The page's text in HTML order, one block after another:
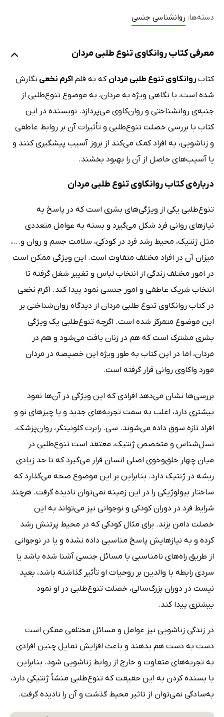
دسته‌ها: روانشناسی جنسی
معرفی کتاب روانکاوی تنوع طلبی مردان
کتاب روانکاوی تنوع طلبی مردان که به قلم اکرم نخعی نگارش
شده است، با نگاهی ویژه به مردان، به موضوع تنوع‌طلبی از
جنبه‌ی روانشناختی و روان‌کاوی می‌پردازد. نویسنده در این
کتاب با بررسی خصلت تنوع‌طلبی و تأثیرات آن بر روابط عاطفی
و زناشویی، به افراد کمک می‌کند از بروز آسیب پیشگیری کنند و
یا آسیب‌های حاصل از آن را بهبود بخشند.
درباره‌ی کتاب روانکاوی تنوع طلبی مردان
تنوع‌طلبی یکی از ویژگی‌های بشری است که در پاسخ به
نیازهای روانی فرد شکل می‌گیرد و بسته به عوامل متعددی
مثل ژنتیک، محیط رشد فرد در کودکی، سلامت جسم و روان و...،
میزان آن در افراد مختلف متفاوت است. این ویژگی ممکن است
در امور مختلف زندگی از انتخاب لباس و تغییر شغل گرفته تا
انتخاب شریک عاطفی و امور جنسی نمود پیدا کند. اکرم نخعی
در کتاب روانکاوی تنوع طلبی مردان از دیدگاه روان‌شناختی بر
این موضوع متمرکز شده است. اگرچه تنوع‌طلبی یک ویژگی
بشری مشترک است که هم در زنان یافت می‌شود و هم در
مردان، اما در این کتاب به طور ویژه این خصیصه در مردان
مورد واکاوی روانی قرار گرفته است.
بررسی‌ها نشان می‌دهد افرادی که این ویژگی در آن‌ها نمود
بیشتری دارد، اغلب به سمت تجربه‌های جدید و یا چیزهای نو و
افراد تازه سوق داده می‌شوند. سی. رابرت کلونینگر، روان‌پزشک،
نسل‌شناس و متخصص ژنتیک، معتقد است تنوع‌طلبی در
میان چهار خلق‌وخوی اصلی انسان قرار می‌گیرد که تا حد زیادی
ریشه در ژنتیک دارد. بنابراین بر این موضوع صحه می‌گذارد که
ساختار بیولوژیکی را در این زمینه نمی‌توان نادیده گرفت. هرچند
شرایط فرد در دوران کودکی و نوجوانی نیز می‌تواند به این
خصلت دامن بزند. برای مثال کودکی که در محیط پرتنش رشد
کرده و به نیازهایش پاسخ مناسبی داده نشده و یا در نوجوانی
از طریق راه‌های نامناسبی با مسائل جنسی آشنا شده باشد یا
سردی رابطه با والدین بر روحیات او تأثیر گذاشته باشد، بعید
نیست در دوران بزرگ‌سالی، خصلت تنوع‌طلبی در او نمود
بیشتری پیدا کند.
در زندگی زناشویی نیز عوامل و مسائل مختلفی ممکن است
دست به دست هم بدهند و باعث افزایش تمایل چنین افرادی
به تجربه‌های متفاوت و خارج از روابط زناشویی شود. بنابراین
با بسنده کردن به این حقیقت که تنوع‌طلبی منشأ ژنتیکی دارد،
به‌سادگی نمی‌توان از تاثیر محیط گذشت و آن را نادیده گرفت.